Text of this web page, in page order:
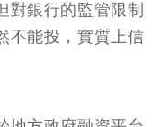
對銀行的監管限制
不能投，實質上信